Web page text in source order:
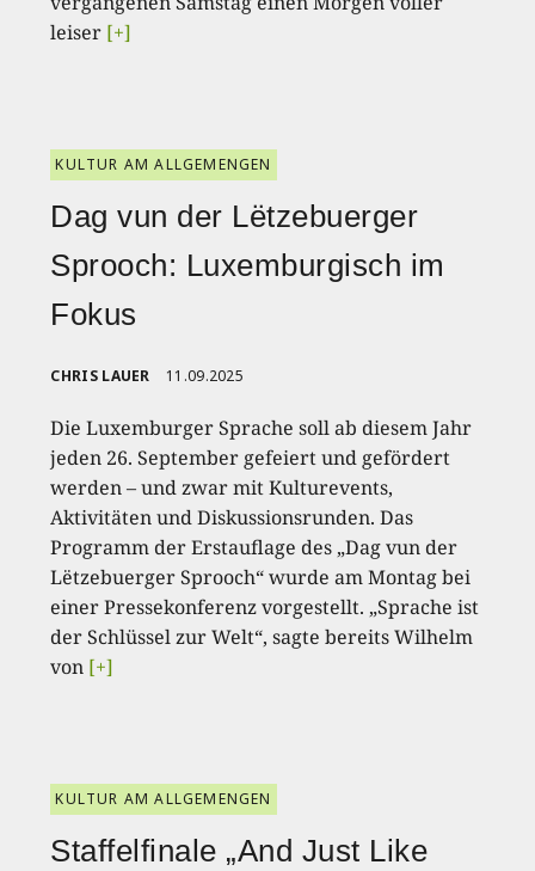
leiser [+]
KULTUR AM ALLGEMENGEN
Dag vun der Lëtzebuerger
Sprooch: Luxemburgisch im
Fokus
CHRIS LAUER 11.09.2025
Die Luxemburger Sprache soll ab diesem Jahr
jeden 26. September gefeiert und gefördert
werden – und zwar mit Kulturevents,
Aktivitäten und Diskussionsrunden. Das
Programm der Erstauflage des „Dag vun der
Lëtzebuerger Sprooch“ wurde am Montag bei
einer Pressekonferenz vorgestellt. „Sprache ist
der Schlüssel zur Welt“, sagte bereits Wilhelm
von [+]
KULTUR AM ALLGEMENGEN
Staffelfinale „And Just Like